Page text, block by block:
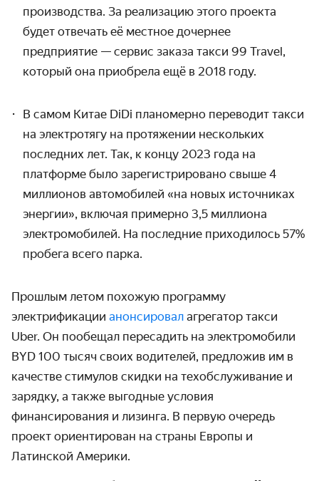
производства. За реализацию этого проекта
будет отвечать её местное дочернее
предприятие — сервис заказа такси 99 Travel,
который она приобрела ещё в 2018 году.
В самом Китае DiDi планомерно переводит такси
на электротягу на протяжении нескольких
последних лет. Так, к концу 2023 года на
платформе было зарегистрировано свыше 4
миллионов автомобилей «на новых источниках
энергии», включая примерно 3,5 миллиона
электромобилей. На последние приходилось 57%
пробега всего парка.
Прошлым летом похожую программу
электрификации анонсировал агрегатор такси
Uber. Он пообещал пересадить на электромобили
BYD 100 тысяч своих водителей, предложив им в
качестве стимулов скидки на техобслуживание и
зарядку, а также выгодные условия
финансирования и лизинга. В первую очередь
проект ориентирован на страны Европы и
Латинской Америки.